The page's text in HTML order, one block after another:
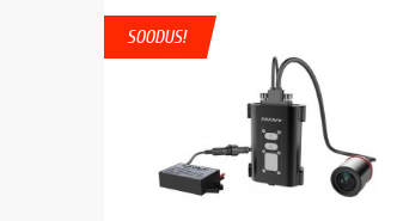
SOODUS!